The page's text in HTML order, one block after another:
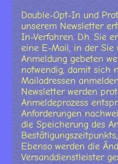
Double-Opt-In und
unserem Newsletter
In-Verfahren. D.h. Sie
eine E-Mail, in der
Anmeldung gebeten
notwendig, damit sich
Mailadressen
Newsletter werden
Anmeldeprozess
Anforderungen
die Speicherung des
Ebenso werden die
Versanddienstleister